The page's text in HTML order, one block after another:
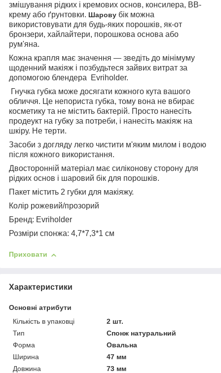
змішування рідких і кремових основ, консилера, BB-
крему або ґрунтовки. Шарову бік можна
використовувати для будь-яких порошків, як-от
бронзери, хайлайтери, порошкова основа або
рум'яна.
Кожна крапля має значення — зведіть до мінімуму
щоденний макіяж і позбудьтеся зайвих витрат за
допомогою блендера Evriholder.
Гнучка губка може досягати кожного кута вашого
обличчя. Це непориста губка, тому вона не вбирає
косметику та не містить бактерій. Просто нанесіть
продеукт на губку за потреби, і нанесіть макіяж на
шкіру. Не терти.
Засоби з догляду легко чистити м'яким милом і водою
після кожного використання.
Двосторонній матеріал має силіконову сторону для
рідких основ і шаровий бік для порошків.
Пакет містить 2 губки для макіяжу.
Колір рожевий/прозорий
Бренд: Evriholder
Розміри спонжа: 4,7*7,3*1 см
Приховати
Характеристики
Основні атрибути
Кількість в упаковці
2 шт.
Тип
Спонж натуральний
Форма
Овальна
Ширина
47 мм
Довжина
73 мм